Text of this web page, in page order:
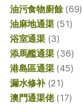
油污食物廚餘(69)
油麻地通渠(51)
浴室通渠(3)
添馬艦通渠(36)
港島區通渠(45)
漏水修补(21)
澳門通渠佬(17)